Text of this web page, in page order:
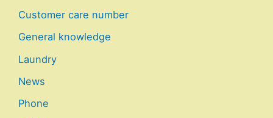
Customer care number
General knowledge
Laundry
News
Phone